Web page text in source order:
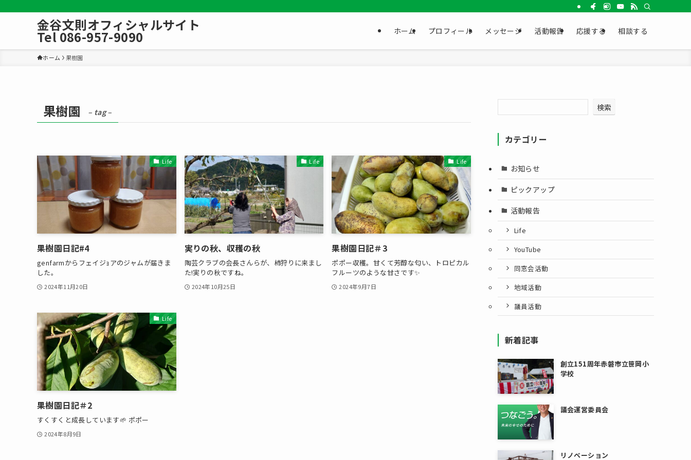
金谷文則オフィシャルサイト
Tel 086-957-9090 ホーム プロフィール メッセージ 活動報告 応援する 相談する
ホーム 果樹園
果樹園 – tag –
Life
果樹園日記#4
genfarmからフェイジｮアのジャムが届きま
した。
2024年11月20日
Life
実りの秋、収穫の秋
陶芸クラブの会長さんらが、柿狩りに来まし
た!実りの秋ですね。
2024年10月25日
Life
果樹園日記＃3
ポポー収穫。甘くて芳醇な匂い、トロピカル
フルーツのような甘さです✨
2024年9月7日
Life
果樹園日記＃2
すくすくと成長しています🌱 ポポー
2024年8月9日
検索
カテゴリー
お知らせ
ピックアップ
活動報告
Life
YouTube
同窓会活動
地域活動
議員活動
新着記事
創立151周年赤磐市立笹岡小
学校
議会運営委員会
リノベーション